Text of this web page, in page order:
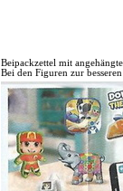
Beipackzettel mit
Bei den Figuren zur